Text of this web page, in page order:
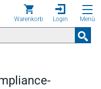
Warenkorb Login Menü